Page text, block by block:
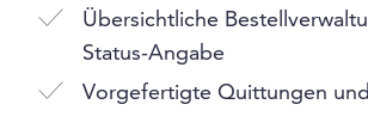
Übersichtliche
Status-Angabe
Vorgefertigte Quittungen